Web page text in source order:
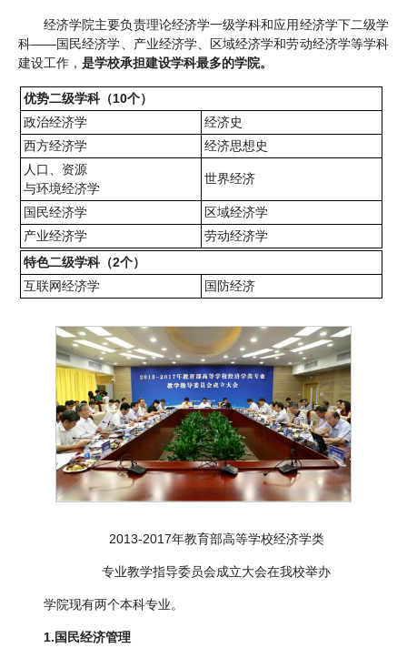
经济学院主要负责理论经济学一级学科和应用经济学下二级学
科——国民经济学、产业经济学、区域经济学和劳动经济学等学科
建设工作， 是学校承担建设学科最多的学院。
优势二级学科（10个）
政治经济学
经济史
西方经济学
经济思想史
人口、资源
与环境经济学
世界经济
国民经济学
区域经济学
产业经济学
劳动经济学
特色二级学科（2个）
互联网经济学
国防经济
2013-2017年教育部高等学校经济学类
专业教学指导委员会成立大会在我校举办
学院现有两个本科专业。
1.国民经济管理